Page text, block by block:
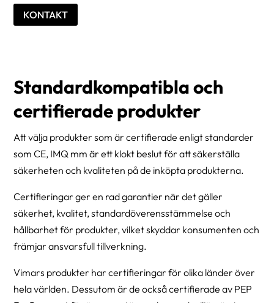
KONTAKT
Standardkompatibla och
certifierade produkter
Att välja produkter som är certifierade enligt standarder
som CE, IMQ mm är ett klokt beslut för att säkerställa
säkerheten och kvaliteten på de inköpta produkterna.
Certifieringar ger en rad garantier när det gäller
säkerhet, kvalitet, standardöverensstämmelse och
hållbarhet för produkter, vilket skyddar konsumenten och
främjar ansvarsfull tillverkning.
Vimars produkter har certifieringar för olika länder över
hela världen. Dessutom är de också certifierade av PEP